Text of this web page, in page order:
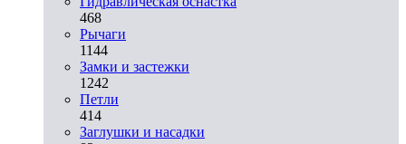
468
Рычаги
1144
Замки и застежки
1242
Петли
414
Заглушки и насадки